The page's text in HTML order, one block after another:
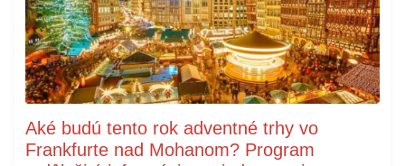
Aké budú tento rok adventné trhy vo
Frankfurte nad Mohanom? Program